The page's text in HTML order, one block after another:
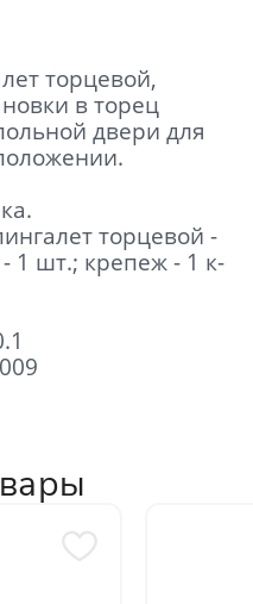
торцевой,
в торец
двери для
торцевой -
1 шт.; крепеж - 1 к-